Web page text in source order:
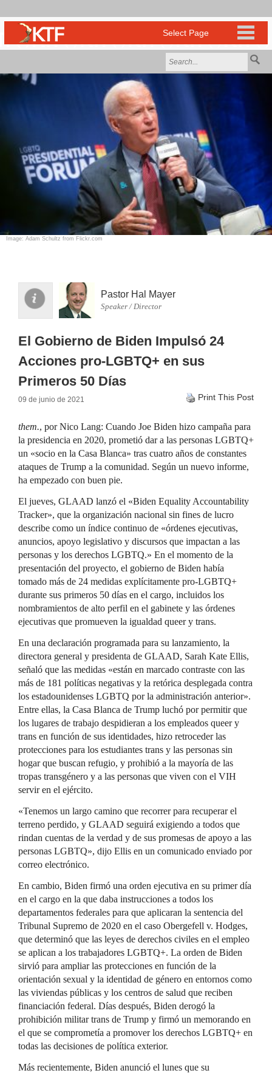
Image: Adam Schultz from Flickr.com
Pastor Hal Mayer
Speaker / Director
El Gobierno de Biden Impulsó 24
Acciones pro-LGBTQ+ en sus
Primeros 50 Días
09 de junio de 2021 Print This Post
them., por Nico Lang: Cuando Joe Biden hizo campaña para
la presidencia en 2020, prometió dar a las personas LGBTQ+
un «socio en la Casa Blanca» tras cuatro años de constantes
ataques de Trump a la comunidad. Según un nuevo informe,
ha empezado con buen pie.
El jueves, GLAAD lanzó el «Biden Equality Accountability
Tracker», que la organización nacional sin fines de lucro
describe como un índice continuo de «órdenes ejecutivas,
anuncios, apoyo legislativo y discursos que impactan a las
personas y los derechos LGBTQ.» En el momento de la
presentación del proyecto, el gobierno de Biden había
tomado más de 24 medidas explícitamente pro-LGBTQ+
durante sus primeros 50 días en el cargo, incluidos los
nombramientos de alto perfil en el gabinete y las órdenes
ejecutivas que promueven la igualdad queer y trans.
En una declaración programada para su lanzamiento, la
directora general y presidenta de GLAAD, Sarah Kate Ellis,
señaló que las medidas «están en marcado contraste con las
más de 181 políticas negativas y la retórica desplegada contra
los estadounidenses LGBTQ por la administración anterior».
Entre ellas, la Casa Blanca de Trump luchó por permitir que
los lugares de trabajo despidieran a los empleados queer y
trans en función de sus identidades, hizo retroceder las
protecciones para los estudiantes trans y las personas sin
hogar que buscan refugio, y prohibió a la mayoría de las
tropas transgénero y a las personas que viven con el VIH
servir en el ejército.
«Tenemos un largo camino que recorrer para recuperar el
terreno perdido, y GLAAD seguirá exigiendo a todos que
rindan cuentas de la verdad y de sus promesas de apoyo a las
personas LGBTQ», dijo Ellis en un comunicado enviado por
correo electrónico.
En cambio, Biden firmó una orden ejecutiva en su primer día
en el cargo en la que daba instrucciones a todos los
departamentos federales para que aplicaran la sentencia del
Tribunal Supremo de 2020 en el caso Obergefell v. Hodges,
que determinó que las leyes de derechos civiles en el empleo
se aplican a los trabajadores LGBTQ+. La orden de Biden
sirvió para ampliar las protecciones en función de la
orientación sexual y la identidad de género en entornos como
las viviendas públicas y los centros de salud que reciben
financiación federal. Días después, Biden derogó la
prohibición militar trans de Trump y firmó un memorando en
el que se comprometía a promover los derechos LGBTQ+ en
todas las decisiones de política exterior.
Más recientemente, Biden anunció el lunes que su